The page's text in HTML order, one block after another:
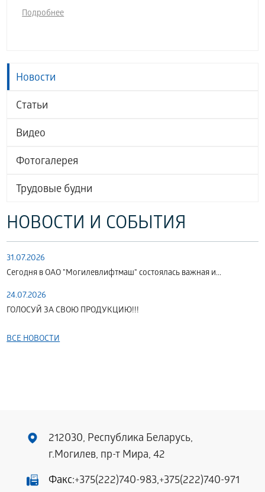
Новости
Статьи
Видео
Фотогалерея
Трудовые будни
НОВОСТИ И СОБЫТИЯ
31.07.2026
Сегодня в ОАО "Могилевлифтмаш" состоялась важная и...
24.07.2026
ГОЛОСУЙ ЗА СВОЮ ПРОДУКЦИЮ!!!
ВСЕ НОВОСТИ
Подробнее
212030, Республика Беларусь,
г.Могилев, пр-т Мира, 42
Факс:+375(222)740-983,+375(222)740-971